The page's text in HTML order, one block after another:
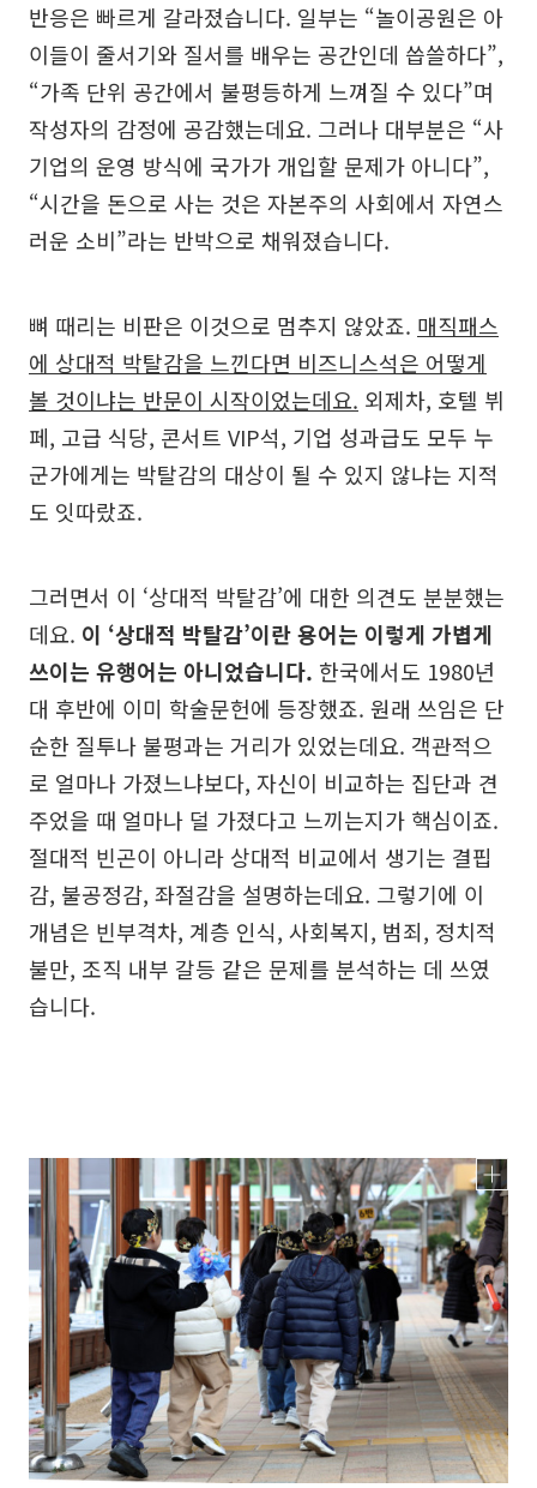
반응은 빠르게 갈라졌습니다. 일부는 “놀이공원은 아
이들이 줄서기와 질서를 배우는 공간인데 씁쓸하다”,
“가족 단위 공간에서 불평등하게 느껴질 수 있다”며
작성자의 감정에 공감했는데요. 그러나 대부분은 “사
기업의 운영 방식에 국가가 개입할 문제가 아니다”,
“시간을 돈으로 사는 것은 자본주의 사회에서 자연스
러운 소비”라는 반박으로 채워졌습니다.
뼈 때리는 비판은 이것으로 멈추지 않았죠. 매직패스
에 상대적 박탈감을 느낀다면 비즈니스석은 어떻게
볼 것이냐는 반문이 시작이었는데요. 외제차, 호텔 뷔
페, 고급 식당, 콘서트 VIP석, 기업 성과급도 모두 누
군가에게는 박탈감의 대상이 될 수 있지 않냐는 지적
도 잇따랐죠.
그러면서 이 ‘상대적 박탈감’에 대한 의견도 분분했는
데요. 이 ‘상대적 박탈감’이란 용어는 이렇게 가볍게
쓰이는 유행어는 아니었습니다. 한국에서도 1980년
대 후반에 이미 학술문헌에 등장했죠. 원래 쓰임은 단
순한 질투나 불평과는 거리가 있었는데요. 객관적으
로 얼마나 가졌느냐보다, 자신이 비교하는 집단과 견
주었을 때 얼마나 덜 가졌다고 느끼는지가 핵심이죠.
절대적 빈곤이 아니라 상대적 비교에서 생기는 결핍
감, 불공정감, 좌절감을 설명하는데요. 그렇기에 이
개념은 빈부격차, 계층 인식, 사회복지, 범죄, 정치적
불만, 조직 내부 갈등 같은 문제를 분석하는 데 쓰였
습니다.